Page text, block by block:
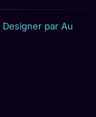
Designer par Au